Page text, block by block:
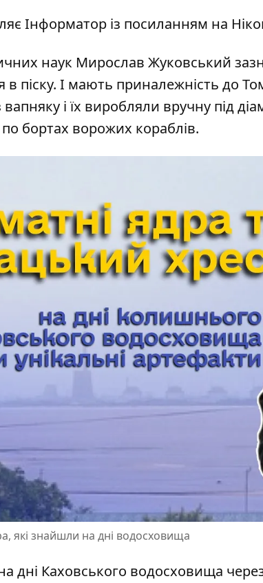
Інформатор із посиланням на
наук Мирослав Жуковський
піску. І мають приналежність до
і їх виробляли вручну під
бортах ворожих кораблів.
які знайшли на дні водосховища
дні Каховського водосховища